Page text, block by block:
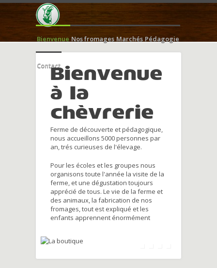
Bienvenue Nos fromages Marchés Pédagogie
ContactBienvenue
à la
chèvrerie
Ferme de découverte et pédagogique,
nous accueillons 5000 personnes par
an, trés curieuses de l'élevage.
Pour les écoles et les groupes nous
organisons toute l'année la visite de la
ferme, et une dégustation toujours
apprécié de tous. Le vie de la ferme et
des animaux, la fabrication de nos
fromages, tout est expliqué et les
enfants apprennent énormément